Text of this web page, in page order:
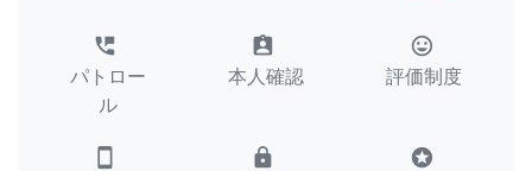
perm_phone_msg
パトロー
ル
assignment_ind
本人確認
tag_faces
評価制度
smartphone lock stars